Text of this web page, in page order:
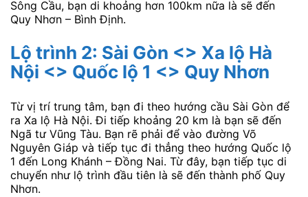
Sông Cầu, bạn di khoảng hơn 100km nữa là sẽ đến
Quy Nhơn – Bình Định.
Lộ trình 2: Sài Gòn <> Xa lộ Hà
Nội <> Quốc lộ 1 <> Quy Nhơn
Từ vị trí trung tâm, bạn đi theo hướng cầu Sài Gòn để
ra Xa lộ Hà Nội. Đi tiếp khoảng 20 km là bạn sẽ đến
Ngã tư Vũng Tàu. Bạn rẽ phải để vào đường Võ
Nguyên Giáp và tiếp tục đi thẳng theo hướng Quốc lộ
1 đến Long Khánh – Đồng Nai. Từ đây, bạn tiếp tục di
chuyển như lộ trình đầu tiên là sẽ đến thành phố Quy
Nhơn.